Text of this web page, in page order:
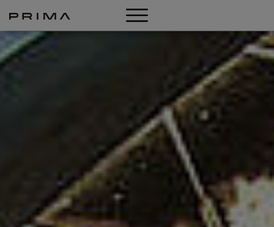
LOOKBOOK
SHOP
ÜBER UNS